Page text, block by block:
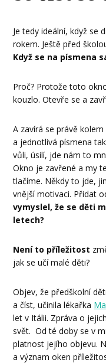
Je tedy ideální, když se
rokem. Ještě před
Když se na písmena
Proč? Protože toto
kouzlo. Otevře se a
A zavírá se právě
a jednotlivá písmena
vůli, úsilí, jde nám to
Okno je zavřené a my
tlačíme. Někdy to jde,
vnější motivaci. Přidat
vymyslel, že se děti
letech?
Není to příležitost
jak se učí malé děti?
Objev, že předškolní
a číst, učinila lékařka
let v Itálii. Zpráva o
svět. Od té doby se v
platnost jejího objevu.
a význam oken